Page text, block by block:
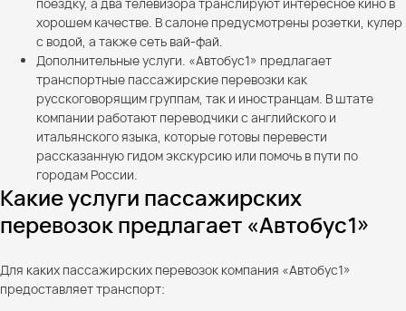
поездку, а два телевизора транслируют интересное кино в
хорошем качестве. В салоне предусмотрены розетки, кулер
с водой, а также сеть вай-фай.
Дополнительные услуги. «Автобус1» предлагает
транспортные пассажирские перевозки как
русскоговорящим группам, так и иностранцам. В штате
компании работают переводчики с английского и
итальянского языка, которые готовы перевести
рассказанную гидом экскурсию или помочь в пути по
городам России.
Какие услуги пассажирских
перевозок предлагает «Автобус1»
Для каких пассажирских перевозок компания «Автобус1»
предоставляет транспорт: